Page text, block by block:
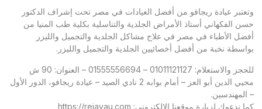
وتعتبر عيادة ريجافو من أفضل العيادات في مصر تحت إشراف الدكتور
حسن الفكهاني أستاذ الأمراض الجلدية والتناسلية بكلية طب المنيا من
أفضل الأطباء في مصر في علاج مشاكل الجلدية والتجميل والليزر
بواسطة نخبة من أفضل أخصائيين الجلدية والتجميل والليزر.
للحجز والاستعلام: 01011121127 – 01555556694 – العنوان: 90 ش
محيي الدين أبو العز – أمام بوابه 2 نادي الصيد – عيادة ريجافو، الدور الأول
– المهندسين.
كما ندعوك لزيارة موقعنا الإلكتروني: https://rejavau.com